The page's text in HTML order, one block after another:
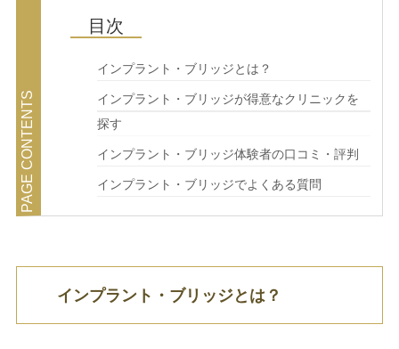
インプラント・ブリッジとは？
インプラント・ブリッジが得意なクリニックを
探す
インプラント・ブリッジ体験者の口コミ・評判
インプラント・ブリッジでよくある質問
インプラント・ブリッジとは？